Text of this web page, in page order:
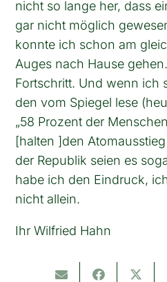
nicht so lange her, dass
gar nicht möglich
konnte ich schon am
Auges nach Hause
Fortschritt. Und wenn ich
den vom Spiegel lese
„58 Prozent der
[halten ]den
der Republik seien es
habe ich den Eindruck,
nicht allein.
Ihr Wilfried Hahn